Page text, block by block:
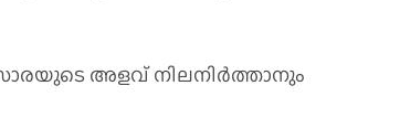
അളവ് നിലനിർത്താനും